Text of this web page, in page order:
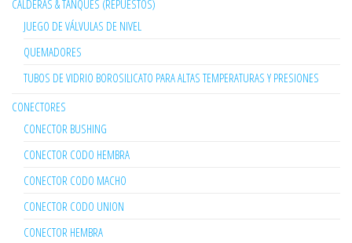
CALDERAS & TANQUES (REPUESTOS)
JUEGO DE VÁLVULAS DE NIVEL
QUEMADORES
TUBOS DE VIDRIO BOROSILICATO PARA ALTAS TEMPERATURAS Y PRESIONES
CONECTORES
CONECTOR BUSHING
CONECTOR CODO HEMBRA
CONECTOR CODO MACHO
CONECTOR CODO UNION
CONECTOR HEMBRA